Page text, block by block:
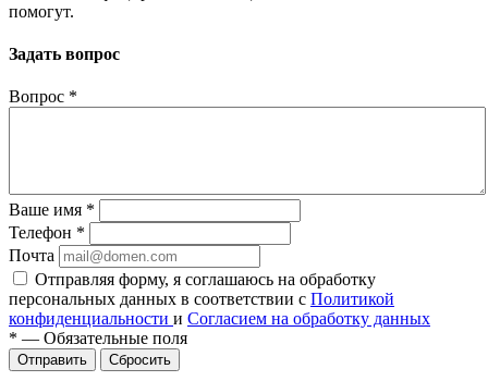
помогут.
Задать вопрос
Вопрос *
Ваше имя *
Телефон *
Почта
Отправляя форму, я соглашаюсь на обработку
персональных данных в соответствии с Политикой
конфиденциальности и Согласием на обработку данных
* — Обязательные поля
Сбросить